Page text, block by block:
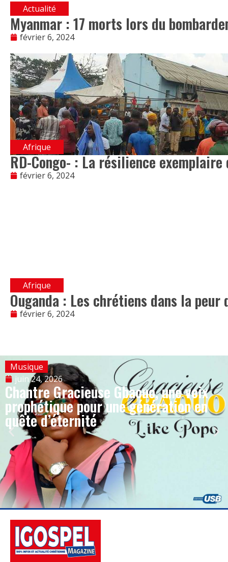
Actualité
Myanmar : 17 morts lors du
février 6, 2024
Afrique
RD-Congo- : La résilience
février 6, 2024
Afrique
Ouganda : Les chrétiens dans la
février 6, 2024
Musique
juin 24, 2026
Chantre Gracieuse Gbaouo, une voix
prophétique pour une génération en
quête d’éternité